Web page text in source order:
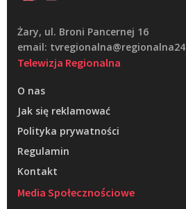
Żary, ul. Broni Pancernej 16
email:
Telewizja Regionalna
O nas
Jak się reklamować
Polityka prywatności
Regulamin
Kontakt
Media Społecznościowe